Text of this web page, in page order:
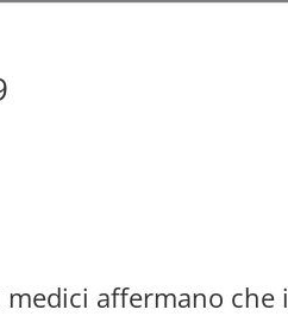
affermano che i